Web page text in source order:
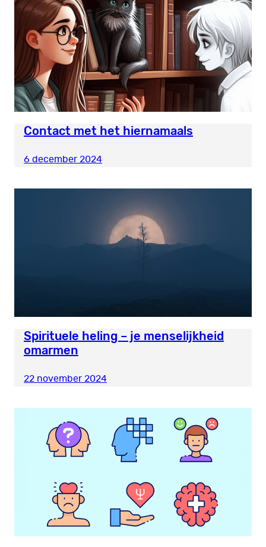
Contact met het hiernamaals
6 december 2024
Spirituele heling – je menselijkheid
omarmen
22 november 2024